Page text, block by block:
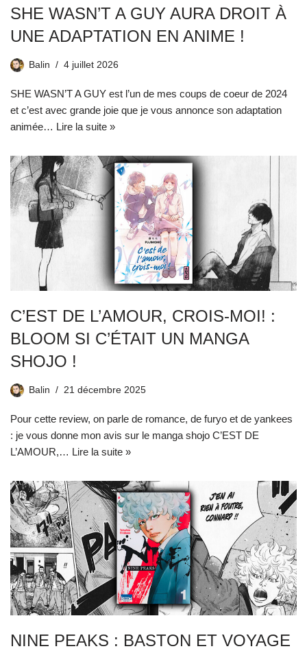
SHE WASN’T A GUY AURA DROIT À
UNE ADAPTATION EN ANIME !
Balin 4 juillet 2026
SHE WASN’T A GUY est l’un de mes coups de coeur de 2024
et c’est avec grande joie que je vous annonce son adaptation
animée… Lire la suite »
C’EST DE L’AMOUR, CROIS-MOI! :
BLOOM SI C’ÉTAIT UN MANGA
SHOJO !
Balin 21 décembre 2025
Pour cette review, on parle de romance, de furyo et de yankees
: je vous donne mon avis sur le manga shojo C’EST DE
L’AMOUR,… Lire la suite »
NINE PEAKS : BASTON ET VOYAGE